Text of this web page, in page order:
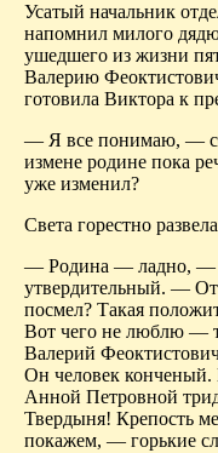
Усатый начальник
напомнил милого
ушедшего из жизни
Валерию
готовила Виктора к
— Я все понимаю, —
измене родине пока
уже изменил?
Света горестно
— Родина — ладно, —
утвердительный. — От
посмел? Такая
Вот чего не люблю —
Валерий
Он человек
Анной Петровной
Твердыня! Крепость
покажем, — горькие